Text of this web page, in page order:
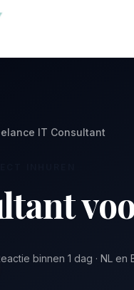
IT Consultant
binnen 1 dag · NL en